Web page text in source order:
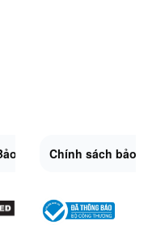
Chung Sitemap.XML
Mật Đổi trả và hoàn
Chính sách bảo